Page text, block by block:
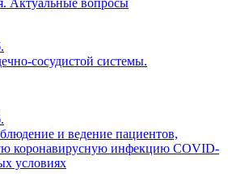
Актуальные вопросы
сосудистой системы.
и ведение пациентов,
коронавирусную инфекцию COVID-
условиях